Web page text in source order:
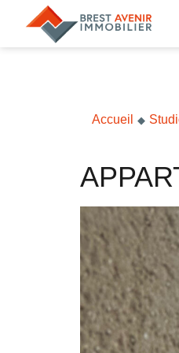
Accueil
Nos agences
Nos métiers
Syndic de copropriété
Transactions
Gestion locative
Accueil